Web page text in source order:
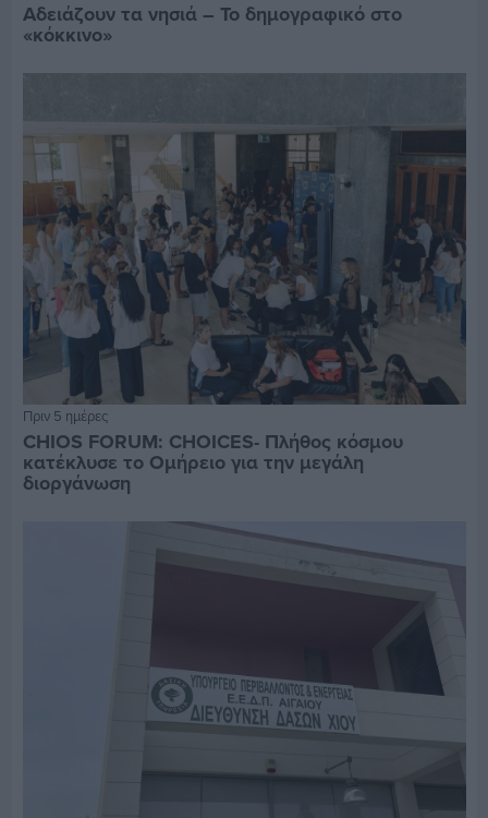
Αδειάζουν τα νησιά – Το δημογραφικό στο
«κόκκινο»
Πριν 5 ημέρες
CHIOS FORUM: CHOICES- Πλήθος κόσμου
κατέκλυσε το Ομήρειο για την μεγάλη
διοργάνωση